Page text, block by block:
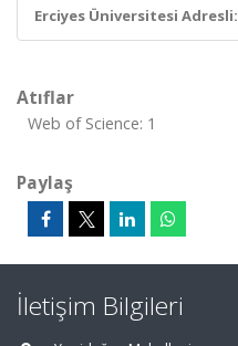
Erciyes Üniversitesi Adresli:
Atıflar
Web of Science: 1
Paylaş
İletişim Bilgileri